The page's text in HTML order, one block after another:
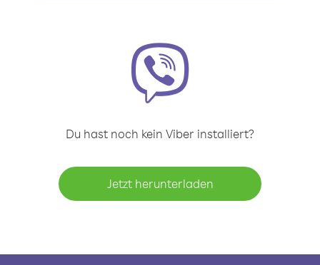
Du hast noch kein Viber installiert?
Jetzt herunterladen